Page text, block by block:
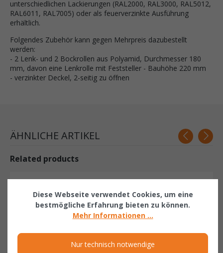
unterschiedlichen Lackierungen (RAL2000, RAL3000, RAL5012,
RAL6011, RAL7005) oder als feuerverzinkte Ausführung
erhältlich.
Folgendes Zubehör kann gegen Mehrpreis dazubestellt
werden:
- 2 Lenk- und 2 Bockrollen aus Polyamid, Durchmesser 180
mm, davon eine Lenkrolle mit Feststeller - Bauhöhe 220 mm
- verzinkter Deckel, 2-seitig zu öffnen
ÄHNLICHE ARTIKEL
Related products
Diese Webseite verwendet Cookies, um eine
bestmögliche Erfahrung bieten zu können.
Mehr Informationen ...
Nur technisch notwendige